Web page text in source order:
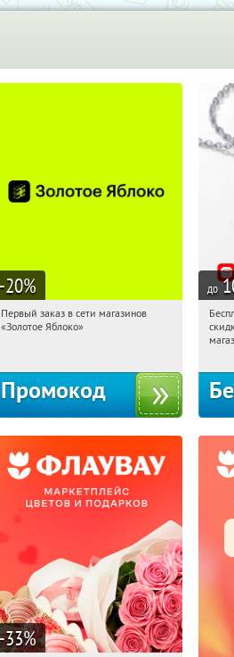
-20%
18:34:16
Получи первым!
Первый заказ в сети магазинов
«Золотое Яблоко»
Промокод
до
-33%